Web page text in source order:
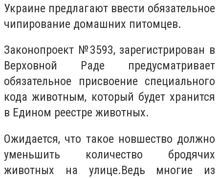
Украине предлагают ввести обязательное
чипирование домашних питомцев.
Законопроект №3593, зарегистрирован в
Верховной Раде предусматривает
обязательное присвоение специального
кода животным, который будет хранится
в Едином реестре животных.
Ожидается, что такое новшество должно
уменьшить количество бродячих
животных на улице.Ведь многие из